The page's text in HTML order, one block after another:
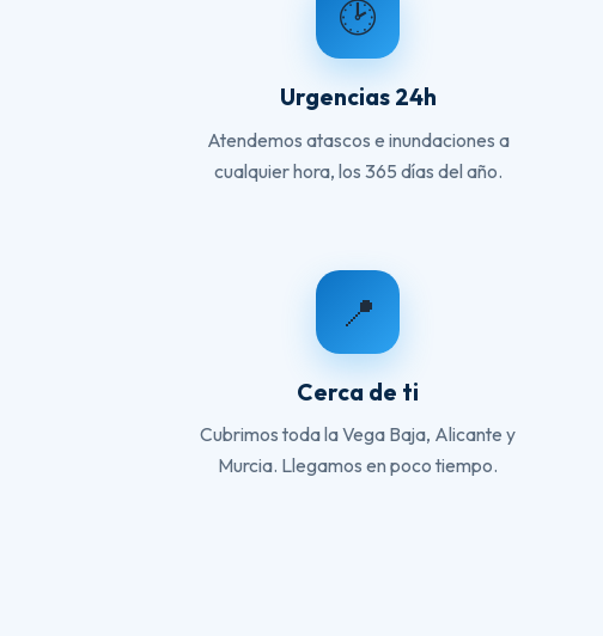
🕑
Urgencias 24h
Atendemos atascos e inundaciones a
cualquier hora, los 365 días del año.
📍
Cerca de ti
Cubrimos toda la Vega Baja, Alicante y
Murcia. Llegamos en poco tiempo.